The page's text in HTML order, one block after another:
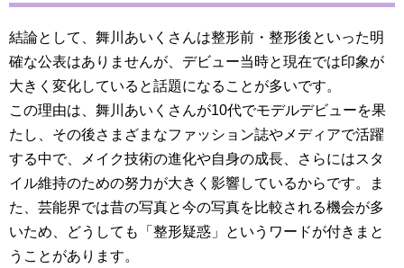
結論として、舞川あいくさんは整形前・整形後といった明
確な公表はありませんが、デビュー当時と現在では印象が
大きく変化していると話題になることが多いです。
この理由は、舞川あいくさんが10代でモデルデビューを果
たし、その後さまざまなファッション誌やメディアで活躍
する中で、メイク技術の進化や自身の成長、さらにはスタ
イル維持のための努力が大きく影響しているからです。ま
た、芸能界では昔の写真と今の写真を比較される機会が多
いため、どうしても「整形疑惑」というワードが付きまと
うことがあります。